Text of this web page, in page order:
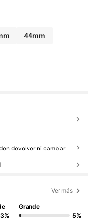
Golpe
44mm
devolver ni cambiar
Ver más
Grande
5%